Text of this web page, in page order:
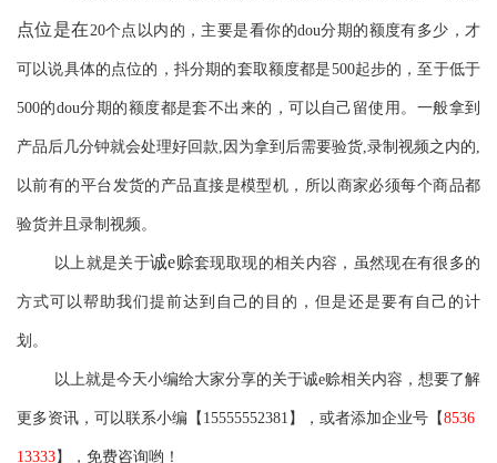
点位是在20个点以内的，主要是看你的dou分期的额度有多少，才
可以说具体的点位的，抖分期的套取额度都是500起步的，至于低于
500的dou分期的额度都是套不出来的，可以自己留使用。一般拿到
产品后几分钟就会处理好回款,因为拿到后需要验货,录制视频之内的,
以前有的平台发货的产品直接是模型机，所以商家必须每个商品都
验货并且录制视频。
以上就是关于诚e赊套现取现的相关内容，虽然现在有很多的
方式可以帮助我们提前达到自己的目的，但是还是要有自己的计
划。
以上就是今天小编给大家分享的关于诚e赊相关内容，想要了解
更多资讯，可以联系小编【 15555552381 】，或者添加企业号【8536
13333】，免费咨询哟！